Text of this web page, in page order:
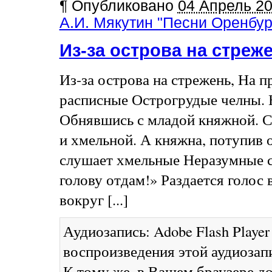
¶ Опубликовано 04 Апрель
А.И. Мякутин "Песни
Из-за острова на
Из-за острова на стрежень, На
расписные Острогрудые челны.
Обнявшись с младой княжной.
и хмельной. А княжна, потупив
слушает хмельные Неразумные
голову отдам!» Раздается
вокруг [...]
Аудиозапись: Adobe Flash
воспроизведения этой